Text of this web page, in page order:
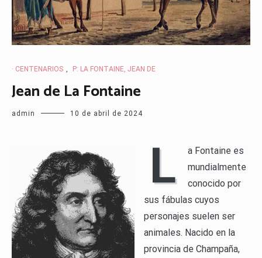
· CENTENARIOS , P: LA FONTAINE, JEAN DE
Jean de La Fontaine
admin 10 de abril de 2024
L
a Fontaine es
mundialmente
conocido por
sus fábulas cuyos
personajes suelen ser
animales. Nacido en la
provincia de Champaña,